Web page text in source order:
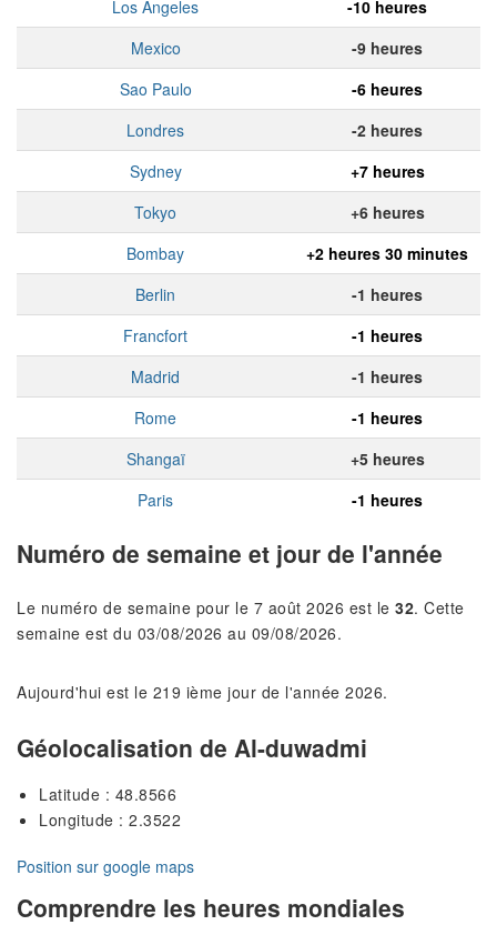
Los Angeles
-10 heures
Mexico
-9 heures
Sao Paulo
-6 heures
Londres
-2 heures
Sydney
+7 heures
Tokyo
+6 heures
Bombay
+2 heures 30 minutes
Berlin
-1 heures
Francfort
-1 heures
Madrid
-1 heures
Rome
-1 heures
Shangaï
+5 heures
Paris
-1 heures
Numéro de semaine et jour de l'année
Le numéro de semaine pour le 7 août 2026 est le 32. Cette
semaine est du 03/08/2026 au 09/08/2026.
Aujourd'hui est le 219 ième jour de l'année 2026.
Géolocalisation de Al-duwadmi
Latitude : 48.8566
Longitude : 2.3522
Position sur google maps
Comprendre les heures mondiales